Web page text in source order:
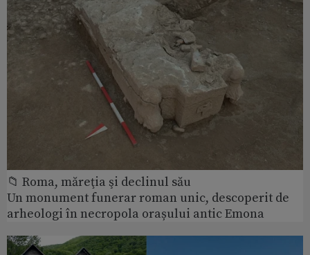
📁 Roma, măreţia şi declinul său
Un monument funerar roman unic, descoperit de
arheologi în necropola orașului antic Emona